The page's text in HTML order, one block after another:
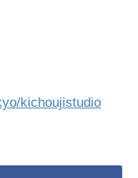
kichoujistudio